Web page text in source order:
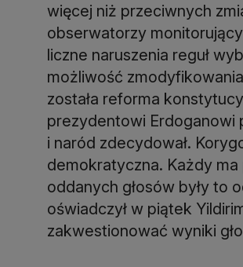
więcej niż przeciwnych
obserwatorzy
liczne naruszenia reguł
możliwość
została reforma
prezydentowi Erdoganowi
i naród zdecydował.
demokratyczna. Każdy ma
oddanych głosów były to
oświadczył w piątek
zakwestionować wyniki